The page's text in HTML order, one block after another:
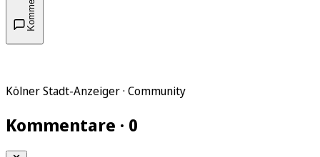
Kölner Stadt-Anzeiger · Community
Kommentare · 0